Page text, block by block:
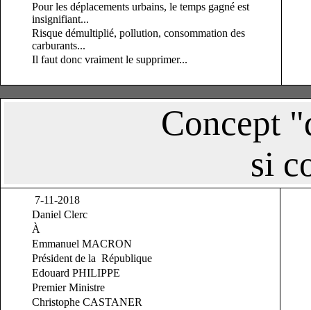
Pour les déplacements urbains, le temps gagné est
insignifiant...
Risque démultiplié, pollution, consommation des
carburants...
Il faut donc vraiment le supprimer...
Concept
si
7-11-2018
Daniel Clerc
À
Emmanuel MACRON
Président de la République
Edouard PHILIPPE
Premier Ministre
Christophe CASTANER